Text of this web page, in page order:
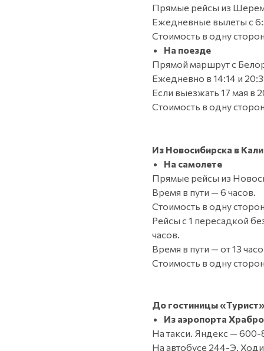
Прямые рейсы из
Ежедневные вылеты с
Стоимость в одну
На поезде
Прямой маршрут с
Ежедневно в 14:14 и
Если выезжать 17 мая в
Стоимость в одну
Из Новосибирска в
На самолете
Прямые рейсы из
Время в пути — 6 часов.
Стоимость в одну
Рейсы с 1 пересадкой
часов.
Время в пути — от 13
Стоимость в одну
До гостиницы «Турист»
Из аэропорта
На такси. Яндекс — 600-
На автобусе 244-Э.